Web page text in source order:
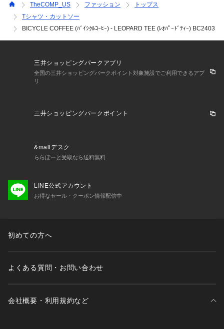
TheCOMP_US ファッション
トップス
Tシャツ・カットソー
BICYCLE COFFEE (ﾊﾞｲｼｸﾙｺｰﾋｰ) - LEOPARD TEE (ﾚｵﾊﾟｰﾄﾞﾃｨｰ) BC2403
三井ショッピングパークアプリ
全国の三井ショッピングパークポイント対象施設でご利用できるアプ
リ
三井ショッピングパークポイント
&mallデスク
ららぽーと受取なら送料無料
LINE公式アカウント
お得なセール・クーポン情報配信中
初めての方へ
よくある質問・お問い合わせ
会社概要・利用規約など